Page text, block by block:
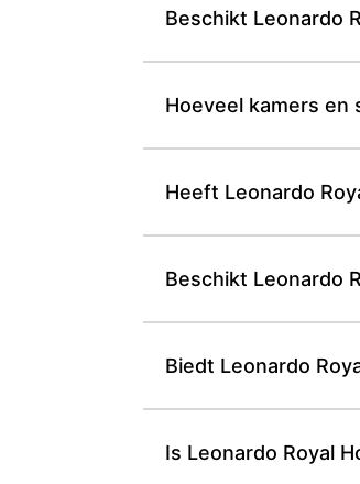
Beschikt Leonardo
Hoeveel kamers en
Heeft Leonardo
Beschikt Leonardo
Biedt Leonardo
Is Leonardo Royal